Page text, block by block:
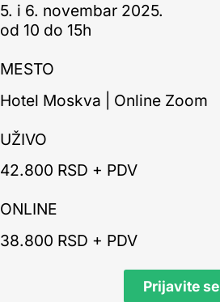
5. i 6. novembar 2025.
od 10 do 15h
MESTO
Hotel Moskva | Online Zoom
UŽIVO
42.800 RSD + PDV
ONLINE
38.800 RSD + PDV
Prijavite se